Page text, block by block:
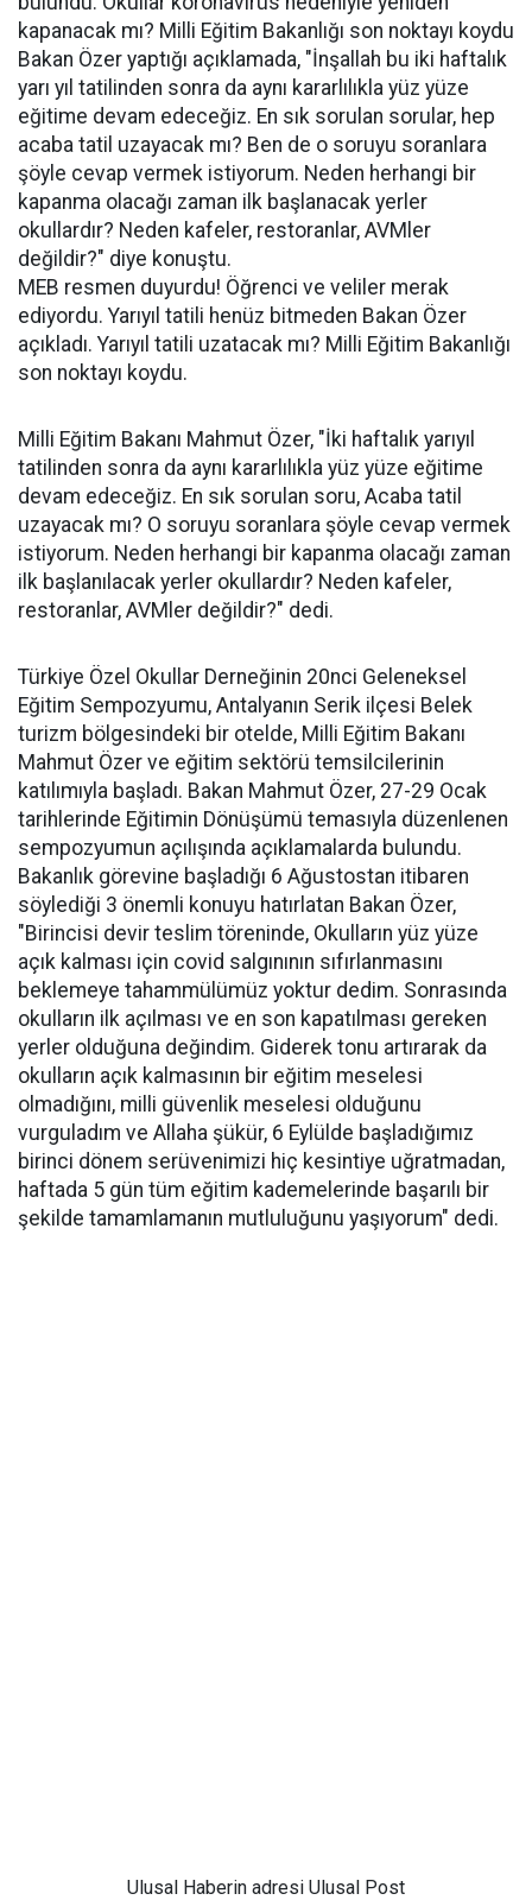
kapanacak mı? Milli Eğitim Bakanlığı son noktayı koydu
Bakan Özer yaptığı açıklamada, "İnşallah bu iki haftalık
yarı yıl tatilinden sonra da aynı kararlılıkla yüz yüze
eğitime devam edeceğiz. En sık sorulan sorular, hep
acaba tatil uzayacak mı? Ben de o soruyu soranlara
şöyle cevap vermek istiyorum. Neden herhangi bir
kapanma olacağı zaman ilk başlanacak yerler
okullardır? Neden kafeler, restoranlar, AVMler
değildir?" diye konuştu.
MEB resmen duyurdu! Öğrenci ve veliler merak
ediyordu. Yarıyıl tatili henüz bitmeden Bakan Özer
açıkladı. Yarıyıl tatili uzatacak mı? Milli Eğitim Bakanlığı
son noktayı koydu.
Milli Eğitim Bakanı Mahmut Özer, "İki haftalık yarıyıl
tatilinden sonra da aynı kararlılıkla yüz yüze eğitime
devam edeceğiz. En sık sorulan soru, Acaba tatil
uzayacak mı? O soruyu soranlara şöyle cevap vermek
istiyorum. Neden herhangi bir kapanma olacağı zaman
ilk başlanılacak yerler okullardır? Neden kafeler,
restoranlar, AVMler değildir?" dedi.
Türkiye Özel Okullar Derneğinin 20nci Geleneksel
Eğitim Sempozyumu, Antalyanın Serik ilçesi Belek
turizm bölgesindeki bir otelde, Milli Eğitim Bakanı
Mahmut Özer ve eğitim sektörü temsilcilerinin
katılımıyla başladı. Bakan Mahmut Özer, 27-29 Ocak
tarihlerinde Eğitimin Dönüşümü temasıyla düzenlenen
sempozyumun açılışında açıklamalarda bulundu.
Bakanlık görevine başladığı 6 Ağustostan itibaren
söylediği 3 önemli konuyu hatırlatan Bakan Özer,
"Birincisi devir teslim töreninde, Okulların yüz yüze
açık kalması için covid salgınının sıfırlanmasını
beklemeye tahammülümüz yoktur dedim. Sonrasında
okulların ilk açılması ve en son kapatılması gereken
yerler olduğuna değindim. Giderek tonu artırarak da
okulların açık kalmasının bir eğitim meselesi
olmadığını, milli güvenlik meselesi olduğunu
vurguladım ve Allaha şükür, 6 Eylülde başladığımız
birinci dönem serüvenimizi hiç kesintiye uğratmadan,
haftada 5 gün tüm eğitim kademelerinde başarılı bir
şekilde tamamlamanın mutluluğunu yaşıyorum" dedi.
Ulusal Haberin adresi Ulusal Post